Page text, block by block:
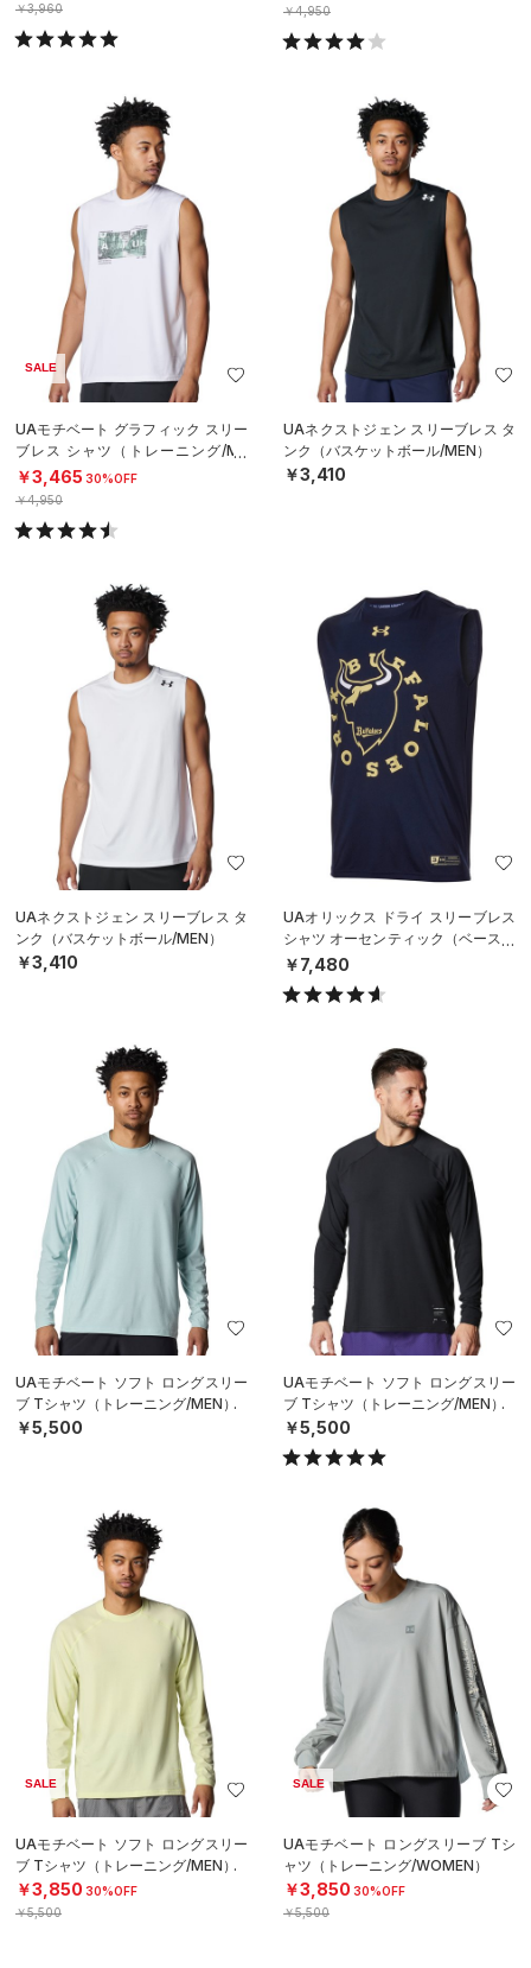
￥3,960
￥4,950
SALE
UAモチベート グラフィック スリー
ブレス シャツ（トレーニング/ME
N）
￥3,465 30%OFF
￥4,950
UAネクストジェン スリーブレス タ
ンク（バスケットボール/MEN）
￥3,410
UAネクストジェン スリーブレス タ
ンク（バスケットボール/MEN）
￥3,410
UAオリックス ドライ スリーブレス
シャツ オーセンティック（ベースボ
ール/MEN）
￥7,480
UAモチベート ソフト ロングスリー
ブ Tシャツ（トレーニング/MEN）
￥5,500
UAモチベート ソフト ロングスリー
ブ Tシャツ（トレーニング/MEN）
￥5,500
SALE
UAモチベート ソフト ロングスリー
ブ Tシャツ（トレーニング/MEN）
￥3,850 30%OFF
￥5,500
SALE
UAモチベート ロングスリーブ Tシ
ャツ（トレーニング/WOMEN）
￥3,850 30%OFF
￥5,500